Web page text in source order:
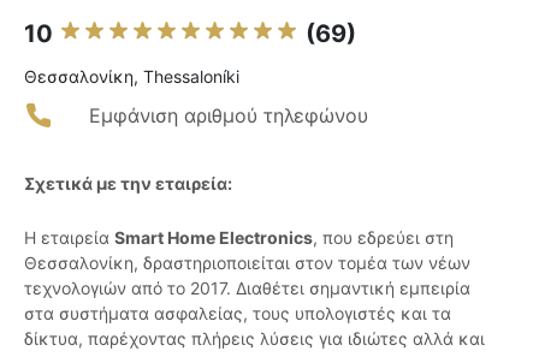
10 (69)
Θεσσαλονίκη, Thessaloníki
Εμφάνιση αριθμού τηλεφώνου
Σχετικά με την εταιρεία:
Η εταιρεία Smart Home Electronics, που εδρεύει στη
Θεσσαλονίκη, δραστηριοποιείται στον τομέα των νέων
τεχνολογιών από το 2017. Διαθέτει σημαντική εμπειρία
στα συστήματα ασφαλείας, τους υπολογιστές και τα
δίκτυα, παρέχοντας πλήρεις λύσεις για ιδιώτες αλλά και